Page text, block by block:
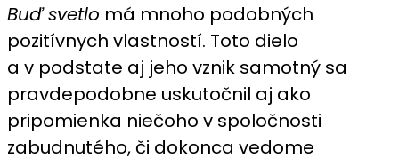
Buď svetlo má mnoho podobných
pozitívnych vlastností. Toto dielo
a v podstate aj jeho vznik samotný sa
pravdepodobne uskutočnil aj ako
pripomienka niečoho v spoločnosti
zabudnutého, či dokonca vedome